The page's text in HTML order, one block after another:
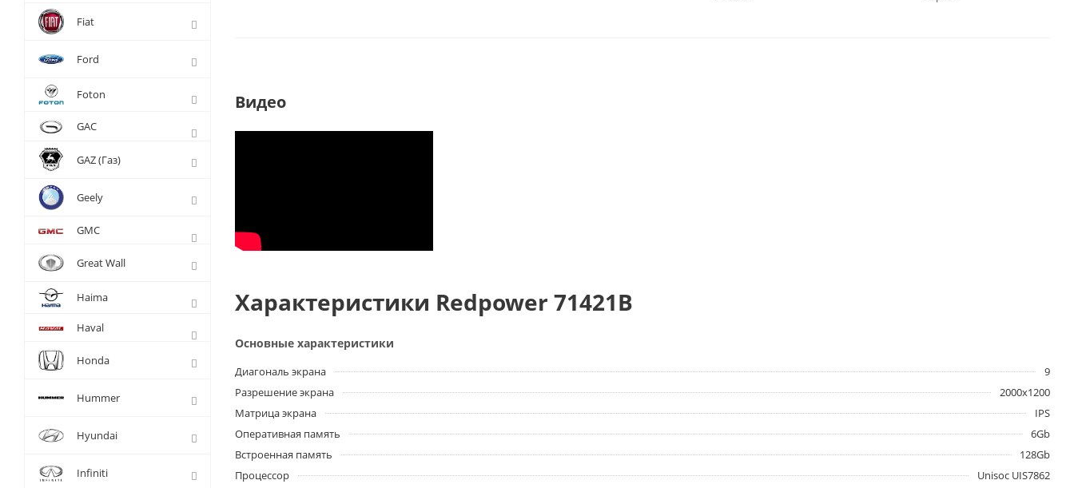
Видео
Характеристики Redpower 71421B
Основные характеристики
Диагональ экрана
9
Разрешение экрана
2000x1200
Матрица экрана
IPS
Оперативная память
6Gb
Встроенная память
128Gb
Процессор
Unisoc UIS7862
Fiat
Ford
Foton
GAC
GAZ (Газ)
Geely
GMC
Great Wall
Haima
Haval
Honda
Hummer
Hyundai
Infiniti